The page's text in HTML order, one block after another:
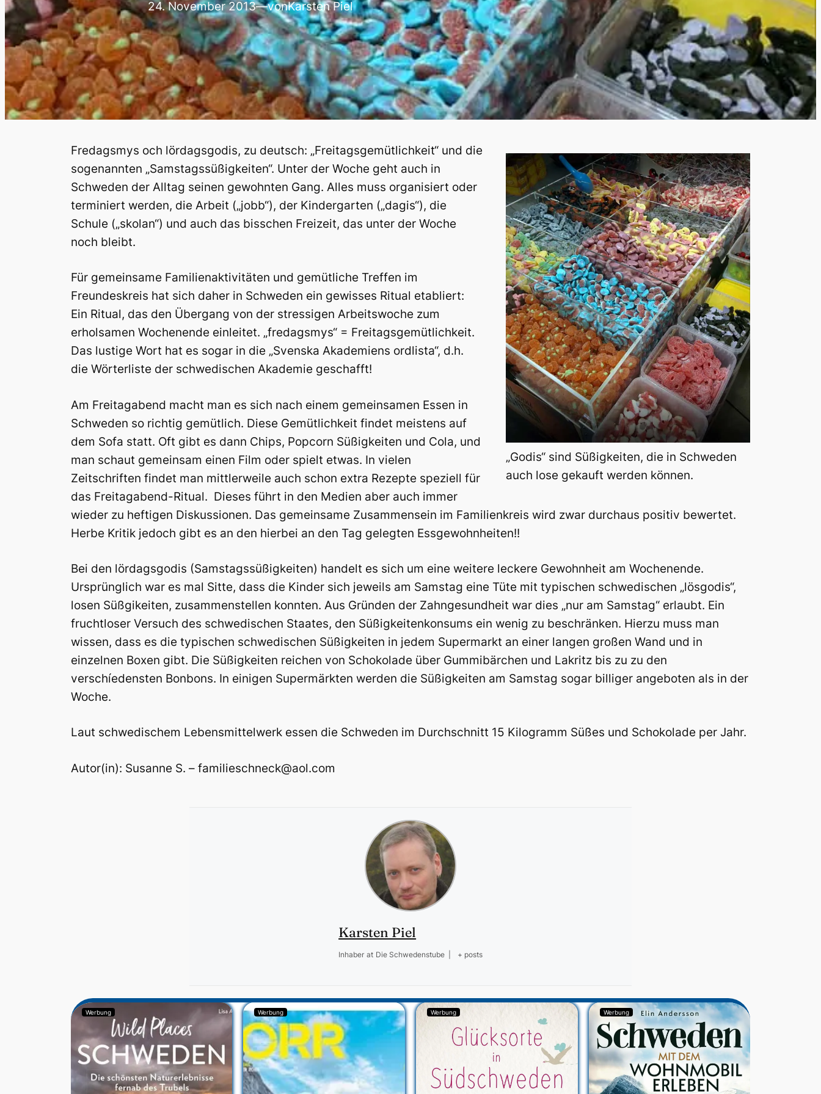
24. November 2013—vonKarsten Piel
„Godis“ sind Süßigkeiten, die in Schweden
auch lose gekauft werden können.
Fredagsmys och lördagsgodis, zu deutsch: „Freitagsgemütlichkeit“ und die
sogenannten „Samstagssüßigkeiten“. Unter der Woche geht auch in
Schweden der Alltag seinen gewohnten Gang. Alles muss organisiert oder
terminiert werden, die Arbeit („jobb“), der Kindergarten („dagis“), die
Schule („skolan“) und auch das bisschen Freizeit, das unter der Woche
noch bleibt.
Für gemeinsame Familienaktivitäten und gemütliche Treffen im
Freundeskreis hat sich daher in Schweden ein gewisses Ritual etabliert:
Ein Ritual, das den Übergang von der stressigen Arbeitswoche zum
erholsamen Wochenende einleitet. „fredagsmys“ = Freitagsgemütlichkeit.
Das lustige Wort hat es sogar in die „Svenska Akademiens ordlista“, d.h.
die Wörterliste der schwedischen Akademie geschafft!
Am Freitagabend macht man es sich nach einem gemeinsamen Essen in
Schweden so richtig gemütlich. Diese Gemütlichkeit findet meistens auf
dem Sofa statt. Oft gibt es dann Chips, Popcorn Süßigkeiten und Cola, und
man schaut gemeinsam einen Film oder spielt etwas. In vielen
Zeitschriften findet man mittlerweile auch schon extra Rezepte speziell für
das Freitagabend-Ritual. Dieses führt in den Medien aber auch immer
wieder zu heftigen Diskussionen. Das gemeinsame Zusammensein im Familienkreis wird zwar durchaus positiv bewertet.
Herbe Kritik jedoch gibt es an den hierbei an den Tag gelegten Essgewohnheiten!!
Bei den lördagsgodis (Samstagssüßigkeiten) handelt es sich um eine weitere leckere Gewohnheit am Wochenende.
Ursprünglich war es mal Sitte, dass die Kinder sich jeweils am Samstag eine Tüte mit typischen schwedischen „lösgodis“,
losen Süßgikeiten, zusammenstellen konnten. Aus Gründen der Zahngesundheit war dies „nur am Samstag“ erlaubt. Ein
fruchtloser Versuch des schwedischen Staates, den Süßigkeitenkonsums ein wenig zu beschränken. Hierzu muss man
wissen, dass es die typischen schwedischen Süßigkeiten in jedem Supermarkt an einer langen großen Wand und in
einzelnen Boxen gibt. Die Süßigkeiten reichen von Schokolade über Gummibärchen und Lakritz bis zu zu den
verschíedensten Bonbons. In einigen Supermärkten werden die Süßigkeiten am Samstag sogar billiger angeboten als in der
Woche.
Laut schwedischem Lebensmittelwerk essen die Schweden im Durchschnitt 15 Kilogramm Süßes und Schokolade per Jahr.
Autor(in): Susanne S. – familieschneck@aol.com
Karsten Piel
Inhaber at Die Schwedenstube + posts
Werbung Werbung Werbung Werbung